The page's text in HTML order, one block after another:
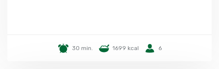
30 min. 1699 kcal 6